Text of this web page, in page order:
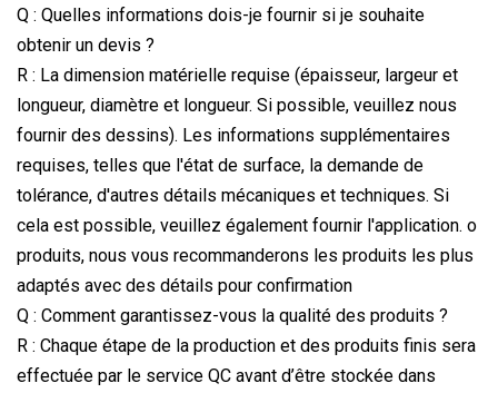
Q : Quelles informations dois-je fournir si je souhaite
obtenir un devis ?
R : La dimension matérielle requise (épaisseur, largeur et
longueur, diamètre et longueur. Si possible, veuillez nous
fournir des dessins). Les informations supplémentaires
requises, telles que l'état de surface, la demande de
tolérance, d'autres détails mécaniques et techniques. Si
cela est possible, veuillez également fournir l'application. o
produits, nous vous recommanderons les produits les plus
adaptés avec des détails pour confirmation
Q : Comment garantissez-vous la qualité des produits ?
R : Chaque étape de la production et des produits finis sera
effectuée par le service QC avant d’être stockée dans